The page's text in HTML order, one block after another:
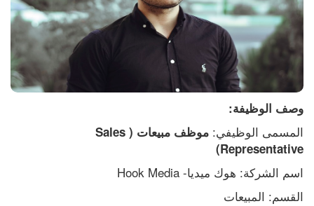
وصف الوظيفة:
المسمى الوظيفي:
موظف مبيعات (Sales
Representative)
اسم الشركة: هوك ميديا- Hook Media
القسم: المبيعات